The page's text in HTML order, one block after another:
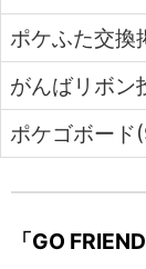
ポケふた交換
がんばリボン
ポケゴボード
「GO